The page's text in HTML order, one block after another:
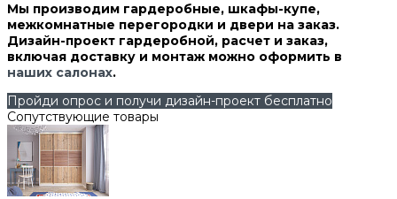
Мы производим гардеробные, шкафы-купе,
межкомнатные перегородки и двери на заказ.
Дизайн-проект гардеробной, расчет и заказ,
включая доставку и монтаж можно оформить в
наших салонах.
Пройди опрос и получи дизайн-проект бесплатно
Сопутствующие товары